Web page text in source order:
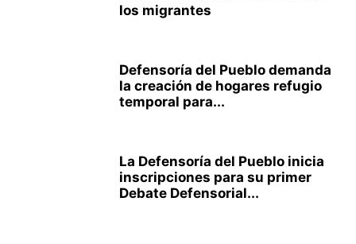
los migrantes
Defensoría del Pueblo demanda
la creación de hogares refugio
temporal para...
La Defensoría del Pueblo inicia
inscripciones para su primer
Debate Defensorial...